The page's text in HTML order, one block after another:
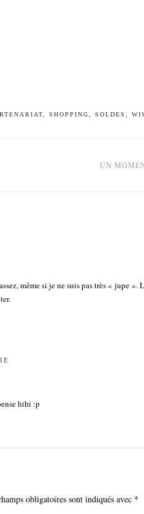
SHOPPING SOLDES
UN
même si je ne suis pas très « jupe ».
hihi :p
obligatoires sont indiqués avec *